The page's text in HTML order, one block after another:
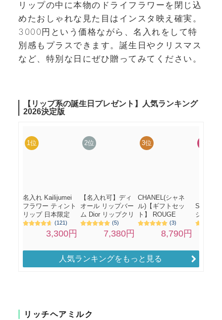
リップの中に本物のドライフラワーを閉じ込
めたおしゃれな見た目はインスタ映え確実。
3000円という価格ながら、名入れをして特
別感もプラスできます。誕生日やクリスマス
など、特別な日にぜひ贈ってみてください。
人気ランキングをもっと見る
リッチヘアミルク